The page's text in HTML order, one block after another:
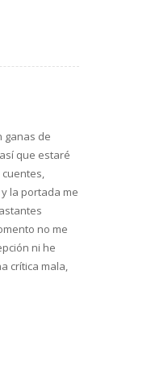
ganas de
que estaré
la portada me
no me
ni he
crítica mala,